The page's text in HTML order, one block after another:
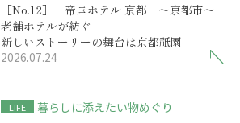
［No.12］ 帝国ホテル 京都 ～京都市～
老舗ホテルが紡ぐ
新しいストーリーの舞台は京都祇園
2026.07.24
LIFE
暮らしに添えたい物めぐり